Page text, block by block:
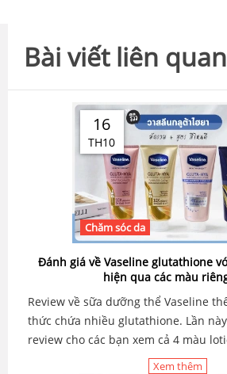
Bài viết liên quan
16
TH10
Chăm sóc da
Đánh giá về Vaseline glutathione
hiện qua các màu
Review về sữa dưỡng thể Vaseline
thức chứa nhiều glutathione. Lần
review cho các bạn xem cả 4 màu
Xem thêm